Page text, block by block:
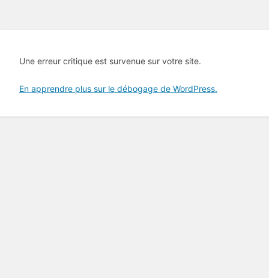
Une erreur critique est survenue sur votre site.
En apprendre plus sur le débogage de WordPress.